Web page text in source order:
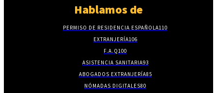
Hablamos de
PERMISO DE RESIDENCIA ESPAÑOLA110
EXTRANJERÍA106
F.A.Q100
ASISTENCIA SANITARIA93
ABOGADOS EXTRANJERÍA85
NÓMADAS DIGITALES80